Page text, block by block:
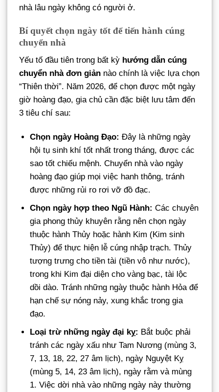
nhà lâu ngày không có người ở.
Bí quyết chọn ngày tốt để tiến hành cúng
chuyển nhà
Yếu tố đầu tiên trong bất kỳ hướng dẫn cúng
chuyển nhà đơn giản nào chính là việc lựa chọn
“Thiên thời”. Năm 2026, để chọn được một ngày
giờ hoàng đạo, gia chủ cần đặc biệt lưu tâm đến
3 tiêu chí sau:
Chọn ngày Hoàng Đạo: Đây là những ngày
hội tụ sinh khí tốt nhất trong tháng, được các
sao tốt chiếu mệnh. Chuyển nhà vào ngày
hoàng đạo giúp mọi việc hanh thông, tránh
được những rủi ro rơi vỡ đồ đạc.
Chọn ngày hợp theo Ngũ Hành: Các chuyên
gia phong thủy khuyên rằng nên chọn ngày
thuộc hành Thủy hoặc hành Kim (Kim sinh
Thủy) để thực hiện lễ cúng nhập trạch. Thủy
tượng trưng cho tiền tài (tiền vô như nước),
trong khi Kim đại diện cho vàng bạc, tài lộc
dồi dào. Tránh những ngày thuộc hành Hỏa để
hạn chế sự nóng nảy, xung khắc trong gia
đạo.
Loại trừ những ngày đại kỵ: Bắt buộc phải
tránh các ngày xấu như Tam Nương (mùng 3,
7, 13, 18, 22, 27 âm lịch), ngày Nguyệt Kỵ
(mùng 5, 14, 23 âm lịch), ngày rằm và mùng
1. Việc dời nhà vào những ngày này thường